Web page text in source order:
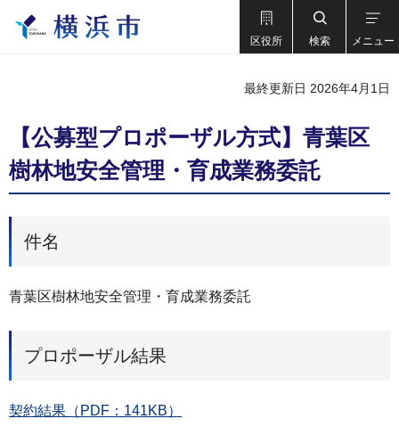
区役所 検索 メニュー
最終更新日 2026年4月1日
【公募型プロポーザル方式】青葉区
樹林地安全管理・育成業務委託
件名
青葉区樹林地安全管理・育成業務委託
プロポーザル結果
契約結果（PDF：141KB）